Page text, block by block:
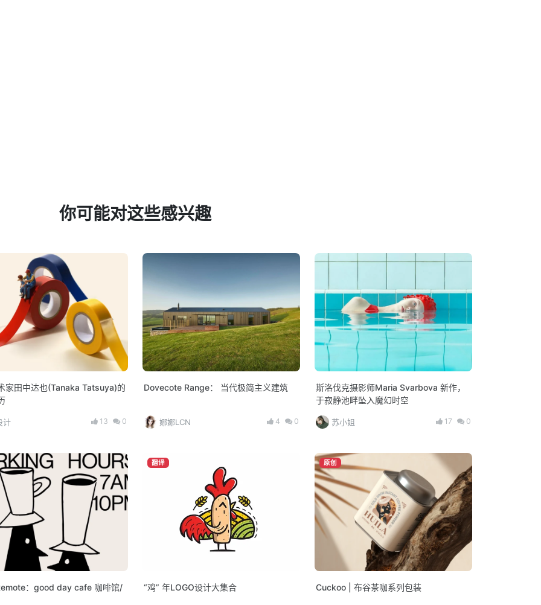
你可能对这些感兴趣
家田中达也(Tanaka Tatsuya)的
计 13 0
Dovecote Range： 当代极简主义建筑
娜娜LCN 4 0
斯洛伐克摄影师Maria Svarbova 新作，
于寂静池畔坠入魔幻时空
苏小姐 17 0
：good day cafe 咖啡馆/
翻译
“鸡” 年LOGO设计大集合
原创
Cuckoo | 布谷茶咖系列包装